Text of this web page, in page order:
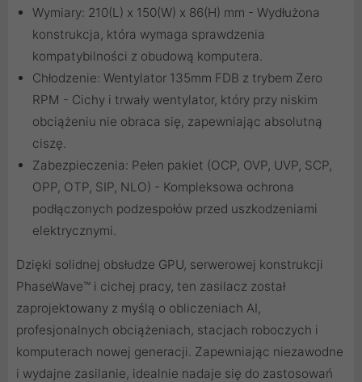
Wymiary: 210(L) x 150(W) x 86(H) mm - Wydłużona
konstrukcja, która wymaga sprawdzenia
kompatybilności z obudową komputera.
Chłodzenie: Wentylator 135mm FDB z trybem Zero
RPM - Cichy i trwały wentylator, który przy niskim
obciążeniu nie obraca się, zapewniając absolutną
ciszę.
Zabezpieczenia: Pełen pakiet (OCP, OVP, UVP, SCP,
OPP, OTP, SIP, NLO) - Kompleksowa ochrona
podłączonych podzespołów przed uszkodzeniami
elektrycznymi.
Dzięki solidnej obsłudze GPU, serwerowej konstrukcji
PhaseWave™ i cichej pracy, ten zasilacz został
zaprojektowany z myślą o obliczeniach AI,
profesjonalnych obciążeniach, stacjach roboczych i
komputerach nowej generacji. Zapewniając niezawodne
i wydajne zasilanie, idealnie nadaje się do zastosowań